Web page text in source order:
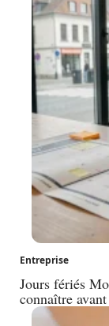
Entreprise
Jours fériés
connaître